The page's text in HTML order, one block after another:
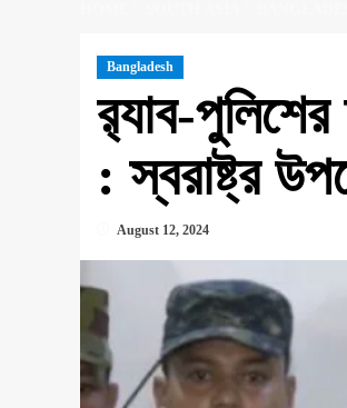
Bangladesh
র‍্যাব-পুলিশের
: স্বরাষ্ট্র
August 12, 2024